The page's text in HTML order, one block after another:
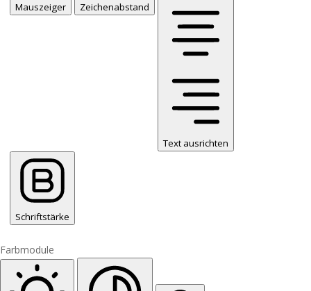
Mauszeiger Zeichenabstand
Text ausrichten
Schriftstärke
Farbmodule